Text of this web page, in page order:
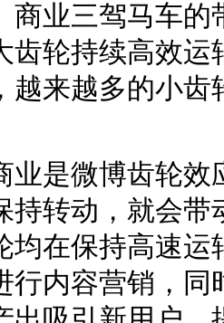
商业三驾马车
齿轮持续高效
越来越多的小
业是微博齿轮
持转动，就会
均在保持高速
行内容营销，